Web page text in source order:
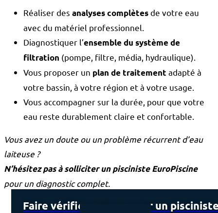
Réaliser des analyses complètesde votre eau
avec du matériel professionnel.
Diagnostiquer l’ensemble du système de
filtration (pompe, filtre, média, hydraulique).
Vous proposer un plan de traitement adapté à
votre bassin, à votre région et à votre usage.
Vous accompagner sur la durée, pour que votre
eau reste durablement claire et confortable.
Vous avez un doute ou un problème récurrent d’eau
laiteuse ?
N’hésitez pas à solliciter un pisciniste EuroPiscine
pour un diagnostic complet.
Faire vérifier mon eau par un